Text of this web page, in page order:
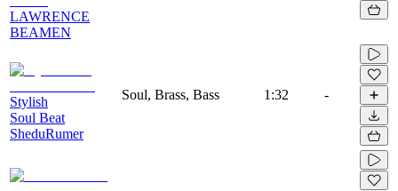
LAWRENCE
BEAMEN
Stylish
Soul Beat
SheduRumer
Soul, Brass, Bass 1:32 -